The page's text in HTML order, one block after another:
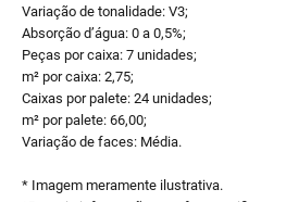
Variação de tonalidade: V3;
Absorção d’água: 0 a 0,5%;
Peças por caixa: 7 unidades;
m² por caixa: 2,75;
Caixas por palete: 24 unidades;
m² por palete: 66,00;
Variação de faces: Média.
* Imagem meramente ilustrativa.